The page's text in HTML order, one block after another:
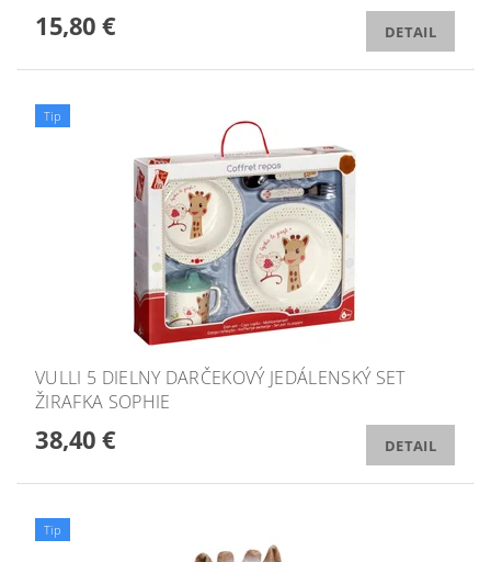
15,80 € DETAIL
Tip
VULLI 5 DIELNY DARČEKOVÝ JEDÁLENSKÝ SET
ŽIRAFKA SOPHIE
38,40 € DETAIL
Tip